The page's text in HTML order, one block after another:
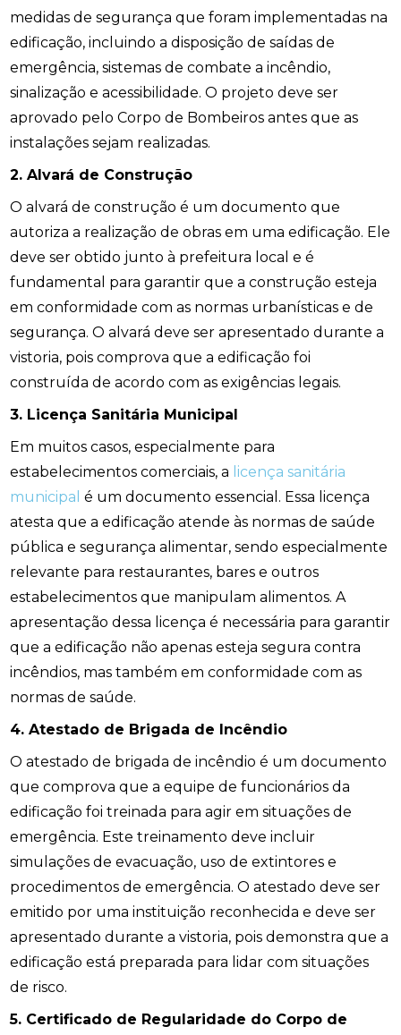
medidas de segurança que foram implementadas na
edificação, incluindo a disposição de saídas de
emergência, sistemas de combate a incêndio,
sinalização e acessibilidade. O projeto deve ser
aprovado pelo Corpo de Bombeiros antes que as
instalações sejam realizadas.
2. Alvará de Construção
O alvará de construção é um documento que
autoriza a realização de obras em uma edificação. Ele
deve ser obtido junto à prefeitura local e é
fundamental para garantir que a construção esteja
em conformidade com as normas urbanísticas e de
segurança. O alvará deve ser apresentado durante a
vistoria, pois comprova que a edificação foi
construída de acordo com as exigências legais.
3. Licença Sanitária Municipal
Em muitos casos, especialmente para
estabelecimentos comerciais, a licença sanitária
municipal é um documento essencial. Essa licença
atesta que a edificação atende às normas de saúde
pública e segurança alimentar, sendo especialmente
relevante para restaurantes, bares e outros
estabelecimentos que manipulam alimentos. A
apresentação dessa licença é necessária para garantir
que a edificação não apenas esteja segura contra
incêndios, mas também em conformidade com as
normas de saúde.
4. Atestado de Brigada de Incêndio
O atestado de brigada de incêndio é um documento
que comprova que a equipe de funcionários da
edificação foi treinada para agir em situações de
emergência. Este treinamento deve incluir
simulações de evacuação, uso de extintores e
procedimentos de emergência. O atestado deve ser
emitido por uma instituição reconhecida e deve ser
apresentado durante a vistoria, pois demonstra que a
edificação está preparada para lidar com situações
de risco.
5. Certificado de Regularidade do Corpo de